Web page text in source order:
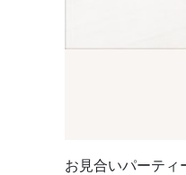
お見合いパーテ